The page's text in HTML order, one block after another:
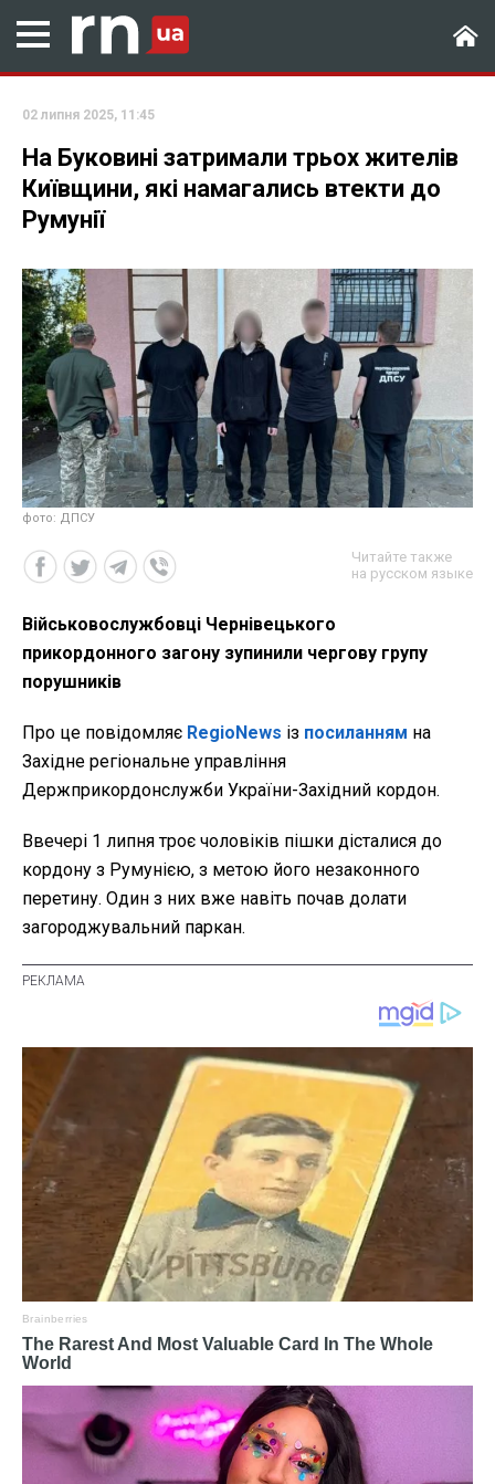
02 липня 2025, 11:45
На Буковині затримали трьох жителів
Київщини, які намагались втекти до
Румунії
фото: ДПСУ
Читайте также
на русском языке
Військовослужбовці Чернівецького
прикордонного загону зупинили чергову групу
порушників
Про це повідомляє RegioNews із посиланням на
Західне регіональне управління
Держприкордонслужби України-Західний кордон.
Ввечері 1 липня троє чоловіків пішки дісталися до
кордону з Румунією, з метою його незаконного
перетину. Один з них вже навіть почав долати
загороджувальний паркан.